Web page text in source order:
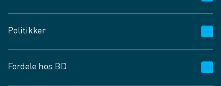
Vagttelefon 30 10 89 89
Spørgsmål og svar
Job og karriere
Politikker
Privatlivspolitik
Fordele hos BD